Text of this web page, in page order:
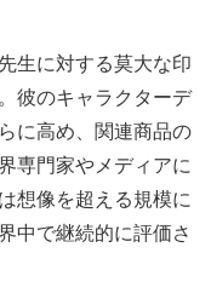
生に対する莫大な印
彼のキャラクターデ
に高め、関連商品の
専門家やメディアに
想像を超える規模に
中で継続的に評価さ